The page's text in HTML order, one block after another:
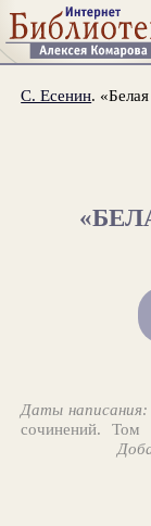
С. Есенин.
Даты написания:
сочинений. Том